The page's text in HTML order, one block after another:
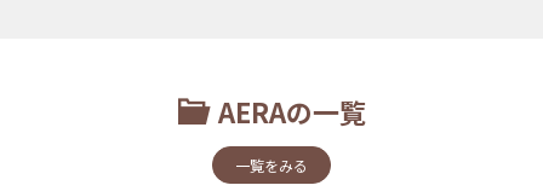
AERAの一覧
一覧をみる